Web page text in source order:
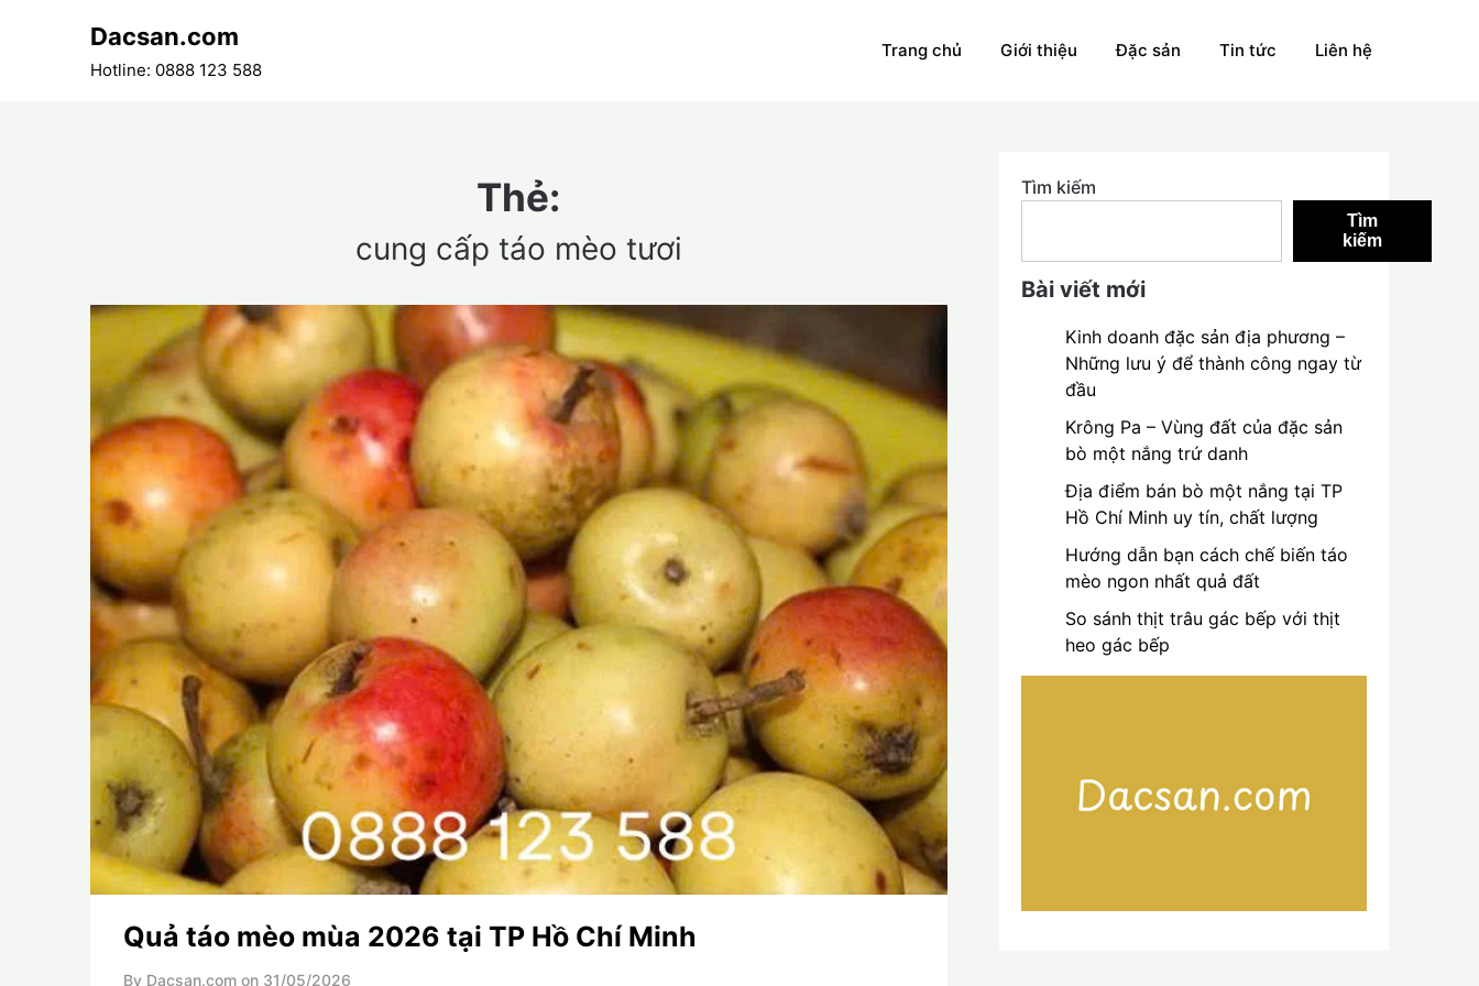
Dacsan.com
Hotline: 0888 123 588
Trang chủ Giới thiệu Đặc sản Tin tức Liên hệ
Thẻ:
cung cấp táo mèo tươi
Quả táo mèo mùa 2026 tại TP Hồ Chí Minh
By Dacsan.com on 31/05/2026
Tìm kiếm
Tìm
kiếm
Bài viết mới
Kinh doanh đặc sản địa phương –
Những lưu ý để thành công ngay từ
đầu
Krông Pa – Vùng đất của đặc sản
bò một nắng trứ danh
Địa điểm bán bò một nắng tại TP
Hồ Chí Minh uy tín, chất lượng
Hướng dẫn bạn cách chế biến táo
mèo ngon nhất quả đất
So sánh thịt trâu gác bếp với thịt
heo gác bếp